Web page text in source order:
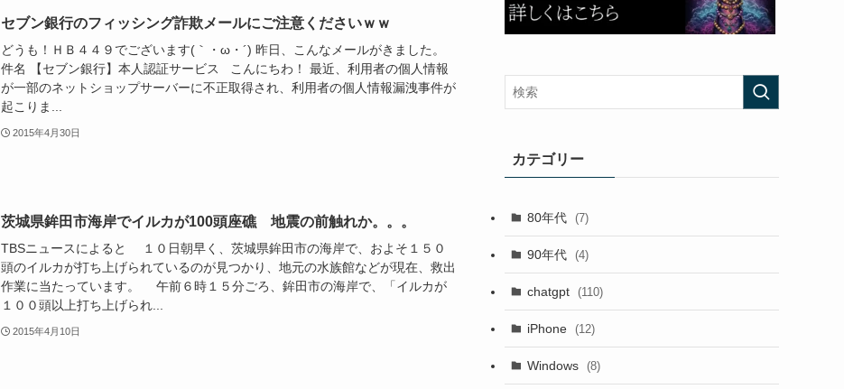
セブン銀行のフィッシング詐欺メールにご注意くださいｗｗ
どうも！ＨＢ４４９でございます(｀・ω・´) 昨日、こんなメールがきました。
件名 【セブン銀行】本人認証サービス こんにちわ！ 最近、利用者の個人情報
が一部のネットショップサーバーに不正取得され、利用者の個人情報漏洩事件が
起こりま...
2015年4月30日
茨城県鉾田市海岸でイルカが100頭座礁 地震の前触れか。。。
TBSニュースによると １０日朝早く、茨城県鉾田市の海岸で、およそ１５０
頭のイルカが打ち上げられているのが見つかり、地元の水族館などが現在、救出
作業に当たっています。 午前６時１５分ごろ、鉾田市の海岸で、「イルカが
１００頭以上打ち上げられ...
2015年4月10日
カテゴリー
80年代 (7)
90年代 (4)
chatgpt (110)
iPhone (12)
Windows (8)